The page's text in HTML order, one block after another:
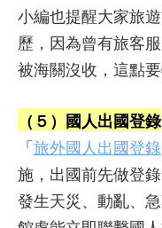
小編也提醒大家旅
歷，因為曾有旅客
被海關沒收，這點要
（５）國人出國登錄
「 旅外國人出國登錄
施，出國前先做登
發生天災、動亂、